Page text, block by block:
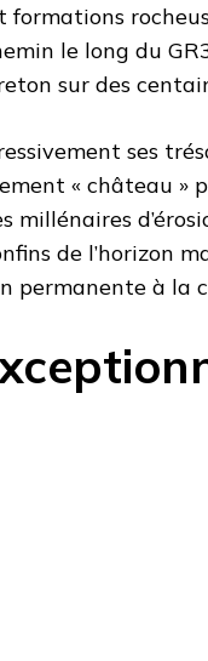
le long du
sur des
ses
« château »
millénaires
de l’horizon
permanente à la